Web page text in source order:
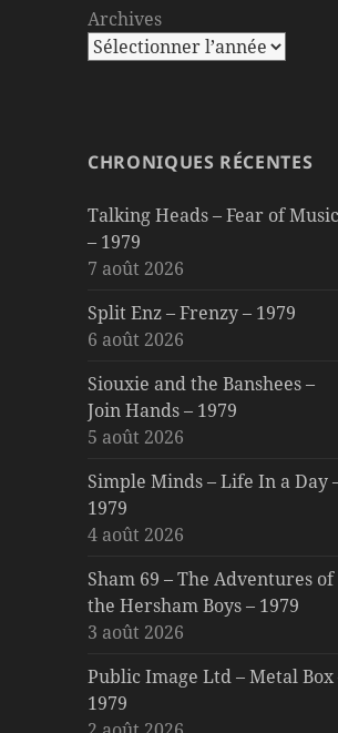
Archives
CHRONIQUES RÉCENTES
Talking Heads – Fear of Music
– 1979
7 août 2026
Split Enz – Frenzy – 1979
6 août 2026
Siouxie and the Banshees –
Join Hands – 1979
5 août 2026
Simple Minds – Life In a Day
1979
4 août 2026
Sham 69 – The Adventures of
the Hersham Boys – 1979
3 août 2026
Public Image Ltd – Metal Box
1979